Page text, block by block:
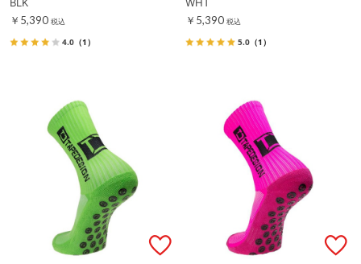
￥5,390 税込
4.0 （1）
￥5,390 税込
5.0 （1）